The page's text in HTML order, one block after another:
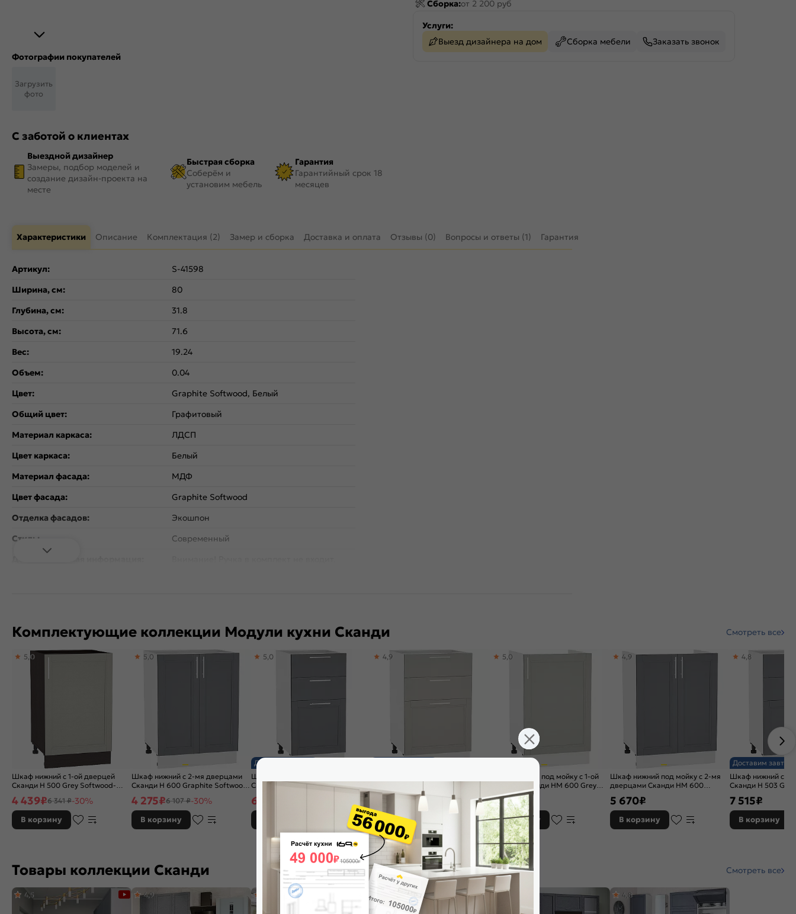
Фотографии покупателей
Загрузить
фото
С заботой о клиентах
Выездной дизайнер
Замеры, подбор моделей и
создание дизайн-проекта на
месте
Быстрая сборка
Соберём и
установим мебель
Гарантия
Гарантийный срок 18
месяцев
Сборка:от 2 200 руб
Услуги:
Выезд дизайнера на дом
Сборка мебели Заказать звонок
Характеристики Описание Комплектация (2) Замер и сборка Доставка и оплата Отзывы (0) Вопросы и ответы (1) Гарантия
Артикул:
S-41598
Ширина, см:
80
Глубина, см:
31.8
Высота, см:
71.6
Вес:
19.24
Объем:
0.04
Цвет:
Graphite Softwood, Белый
Общий цвет:
Графитовый
Материал каркаса:
ЛДСП
Цвет каркаса:
Белый
Материал фасада:
МДФ
Цвет фасада:
Graphite Softwood
Отделка фасадов:
Экошпон
Стиль:
Современный
Тип поверхности:
Матовая
Назначение:
Комплектующие коллекции Модули кухни Сканди Смотреть все
Шкаф нижний с 1-ой дверцей
Сканди Н 500 Grey Softwood-
5,0
4 439₽6 341 ₽-30%
В корзину
Шкаф нижний с 2-мя дверцами
Сканди Н 600 Graphite Softwood-
5,0
4 275₽6 107 ₽-30%
В корзину
Доставим завтра
Шкаф нижний с 3-мя ящиками
Сканди Н 403 Graphite Softwood-
5,0
6 585
Белый
4,9
В корзину
Шкаф нижний под мойку с 1-ой
дверцей Сканди НМ 600 Grey
Softwood-Белый
5,0
5 670₽
В корзину
Шкаф нижний под мойку с 2-мя
дверцами Сканди НМ 600
4,9
5 670₽
В корзину
Доставим завтра
Шкаф нижний с
Сканди Н 503
4,8
7 515₽
В корзину
Товары коллекции Сканди Смотреть все
4,5 4,9 5,0 4,8